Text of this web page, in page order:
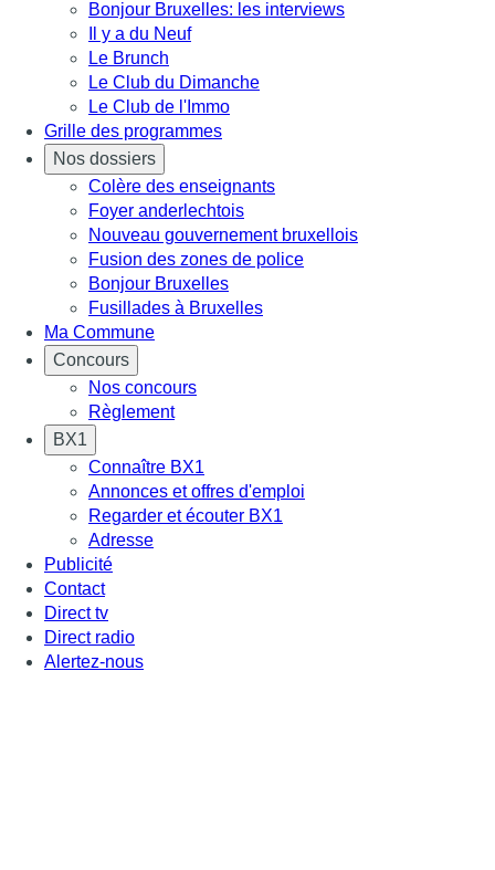
Bonjour Bruxelles: les interviews
Il y a du Neuf
Le Brunch
Le Club du Dimanche
Le Club de l'Immo
Grille des programmes
Nos dossiers
Colère des enseignants
Foyer anderlechtois
Nouveau gouvernement bruxellois
Fusion des zones de police
Bonjour Bruxelles
Fusillades à Bruxelles
Ma Commune
Concours
Nos concours
Règlement
BX1
Connaître BX1
Annonces et offres d'emploi
Regarder et écouter BX1
Adresse
Publicité
Contact
Direct tv
Direct radio
Alertez-nous